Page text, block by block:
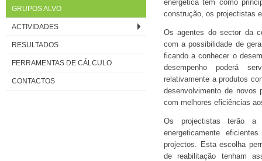
GRUPOS ALVO
ACTIVIDADES
RESULTADOS
FERRAMENTAS DE CÁLCULO
CONTACTOS
energética tem como
construção, os projectistas
Os agentes do sector da
com a possibilidade de
ficando a conhecer o
desempenho poderá
relativamente a produtos
desenvolvimento de novos
com melhores eficiências
Os projectistas terão a
energeticamente
projectos. Esta escolha
de reabilitação tenham